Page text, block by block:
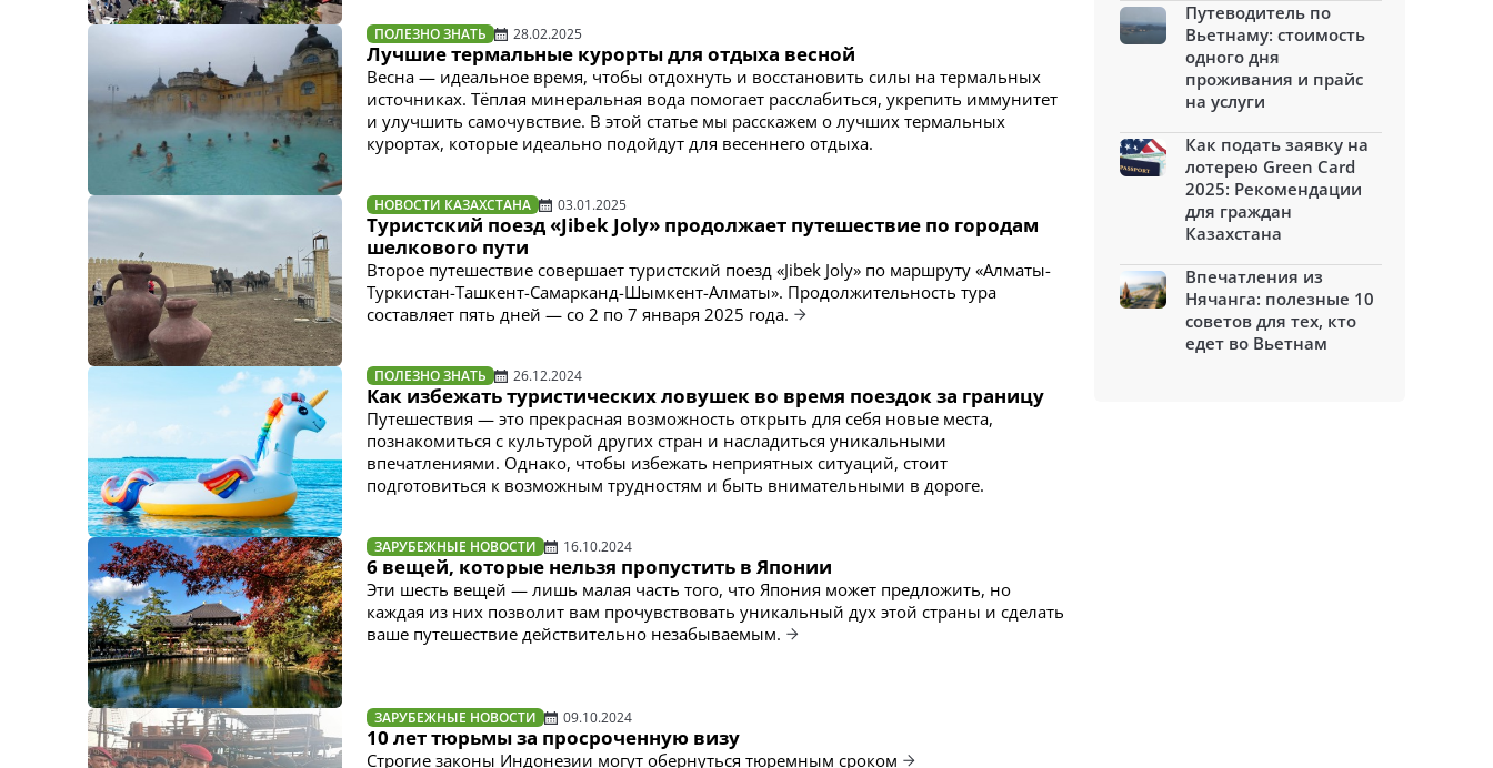
ПОЛЕЗНО ЗНАТЬ 28.02.2025
Лучшие термальные курорты для отдыха весной
Весна — идеальное время, чтобы отдохнуть и восстановить силы на термальных
источниках. Тёплая минеральная вода помогает расслабиться, укрепить иммунитет
и улучшить самочувствие. В этой статье мы расскажем о лучших термальных
курортах, которые идеально подойдут для весеннего отдыха.
НОВОСТИ КАЗАХСТАНА 03.01.2025
Туристский поезд «Jibek Joly» продолжает путешествие по городам
шелкового пути
Второе путешествие совершает туристский поезд «Jibek Joly» по маршруту «Алматы-
Туркистан-Ташкент-Самарканд-Шымкент-Алматы». Продолжительность тура
составляет пять дней — со 2 по 7 января 2025 года.
ПОЛЕЗНО ЗНАТЬ 26.12.2024
Как избежать туристических ловушек во время поездок за границу
Путешествия — это прекрасная возможность открыть для себя новые места,
познакомиться с культурой других стран и насладиться уникальными
впечатлениями. Однако, чтобы избежать неприятных ситуаций, стоит
подготовиться к возможным трудностям и быть внимательными в дороге.
ЗАРУБЕЖНЫЕ НОВОСТИ 16.10.2024
6 вещей, которые нельзя пропустить в Японии
Эти шесть вещей — лишь малая часть того, что Япония может предложить, но
каждая из них позволит вам прочувствовать уникальный дух этой страны и сделать
ваше путешествие действительно незабываемым.
ЗАРУБЕЖНЫЕ НОВОСТИ 09.10.2024
10 лет тюрьмы за просроченную визу
Строгие законы Индонезии могут обернуться тюремным сроком
Путеводитель по
Вьетнаму: стоимость
одного дня
проживания и прайс
на услуги
Как подать заявку на
лотерею Green Card
2025: Рекомендации
для граждан
Казахстана
Впечатления из
Нячанга: полезные 10
советов для тех, кто
едет во Вьетнам